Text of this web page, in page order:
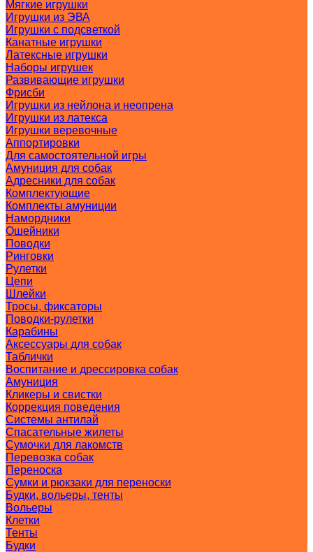
Мягкие игрушки
Игрушки из ЭВА
Игрушки с подсветкой
Канатные игрушки
Латексные игрушки
Наборы игрушек
Развивающие игрушки
Фрисби
Игрушки из нейлона и неопрена
Игрушки из латекса
Игрушки веревочные
Аппортировки
Для самостоятельной игры
Амуниция для собак
Адресники для собак
Комплектующие
Комплекты амуниции
Намордники
Ошейники
Поводки
Ринговки
Рулетки
Цепи
Шлейки
Тросы, фиксаторы
Поводки-рулетки
Карабины
Аксессуары для собак
Таблички
Воспитание и дрессировка собак
Амуниция
Кликеры и свистки
Коррекция поведения
Системы антилай
Спасательные жилеты
Сумочки для лакомств
Перевозка собак
Переноска
Сумки и рюкзаки для переноски
Будки, вольеры, тенты
Вольеры
Клетки
Тенты
Будки